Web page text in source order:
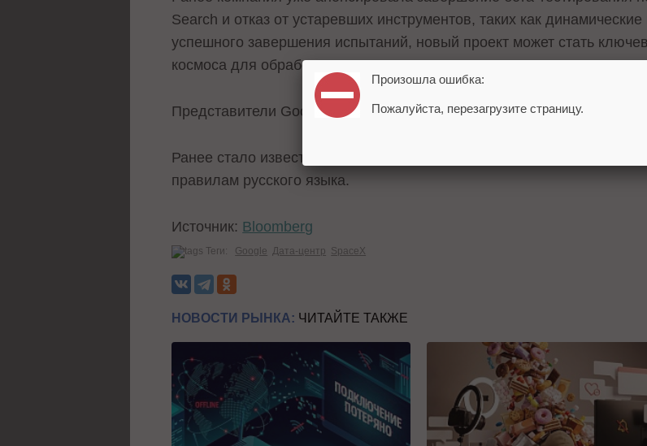
Search и отказ от устаревших инструментов, таких как
успешного завершения испытаний, новый проект может стать
космоса для обработки данных.
Представители Google и SpaceX пока не прокомментировали
Ранее стало известно, МГУ и Яндекс создали п ервый открытый
правилам русского языка.
Источник: Bloomberg
Теги: Google Дата-центр SpaceX
НОВОСТИ РЫНКА: ЧИТАЙТЕ ТАКЖЕ
Произошла ошибка:
Пожалуйста, перезагрузите страницу.